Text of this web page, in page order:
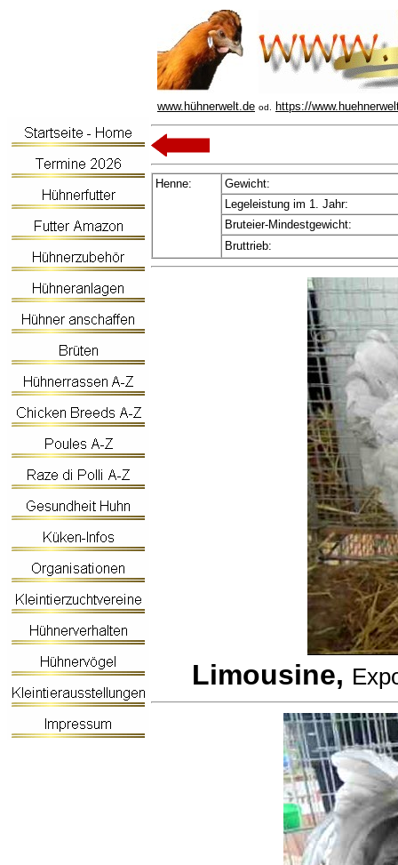
www.hühnerwelt.de od. https://
Henne:
Gewicht:
Legeleistung im 1. Jahr:
Bruteier-Mindestgewicht:
Bruttrieb:
Limousine,